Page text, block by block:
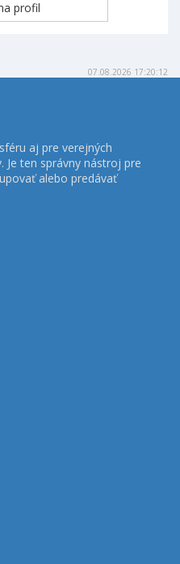
07.08.2026 17:20:12
aj pre verejných
ten správny nástroj pre
alebo predávať